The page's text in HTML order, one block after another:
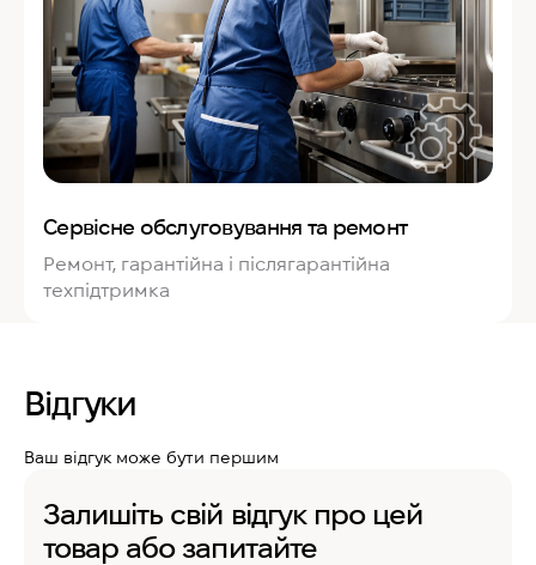
Сервісне обслуговування та ремонт
Ремонт, гарантійна і післягарантійна
техпідтримка
Відгуки
Ваш відгук може бути першим
Залишіть свій відгук про цей
товар або запитайте